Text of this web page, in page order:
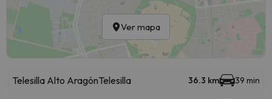
Ver mapa
Telesilla Alto AragónTelesilla 36.3 km 39 min